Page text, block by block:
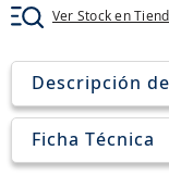
Ver Stock en
Descripción
Ficha Técnica